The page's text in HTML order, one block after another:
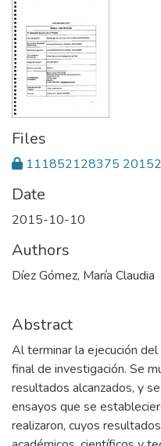
Files
111852128375
Date
2015-10-10
Authors
Díez Gómez, María Claudia
Abstract
Al terminar la ejecución
final de investigación. Se
resultados alcanzados, y
ensayos que se
realizaron, cuyos